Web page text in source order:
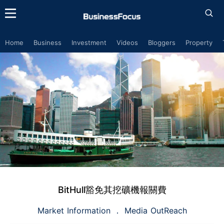
Home Business Investment Videos Bloggers Property
BitHull豁免其挖礦機報關費
Market Information Media OutReach